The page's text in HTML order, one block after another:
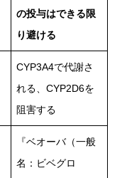
の投与はできる限
り避ける
CYP3A4で代謝さ
れる、CYP2D6を
阻害する
『ベオーバ（一般
名：ビベグロ